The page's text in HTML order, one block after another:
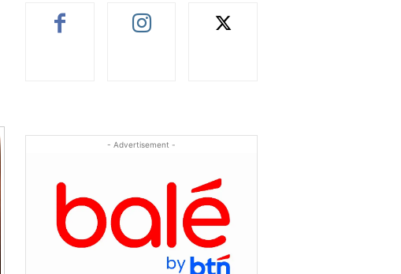
- Advertisement -